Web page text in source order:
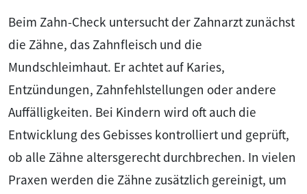
Beim Zahn-Check untersucht der Zahnarzt zunächst
die Zähne, das Zahnfleisch und die
Mundschleimhaut. Er achtet auf Karies,
Entzündungen, Zahnfehlstellungen oder andere
Auffälligkeiten. Bei Kindern wird oft auch die
Entwicklung des Gebisses kontrolliert und geprüft,
ob alle Zähne altersgerecht durchbrechen. In vielen
Praxen werden die Zähne zusätzlich gereinigt, um